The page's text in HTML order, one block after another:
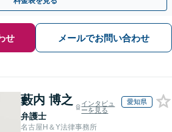
せ メールでお問い合わせ
藪内 博之
弁護士
インタビュ
ーを見る
愛知県
名古屋H＆Y法律事務所